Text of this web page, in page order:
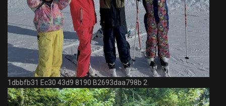
1dbbfb31 Ec30 43d9 8190 B2693daa798b 2